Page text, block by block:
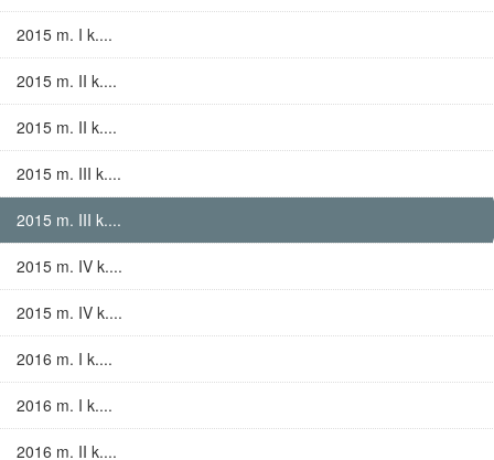
2015 m. I k....
2015 m. II k....
2015 m. II k....
2015 m. III k....
2015 m. III k....
2015 m. IV k....
2015 m. IV k....
2016 m. I k....
2016 m. I k....
2016 m. II k....